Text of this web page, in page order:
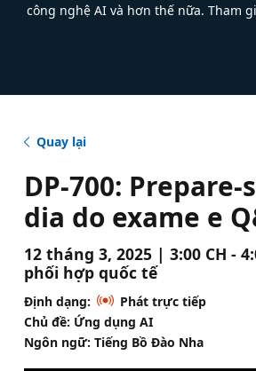
công nghệ AI và hơn thế nữa. Tham
Quay lại
DP-700: Prepare-
dia do exame e
12 tháng 3, 2025 | 3:00 CH -
phối hợp quốc tế
Định dạng:
Phát trực tiếp
Chủ đề: Ứng dụng AI
Ngôn ngữ: Tiếng Bồ Đào Nha